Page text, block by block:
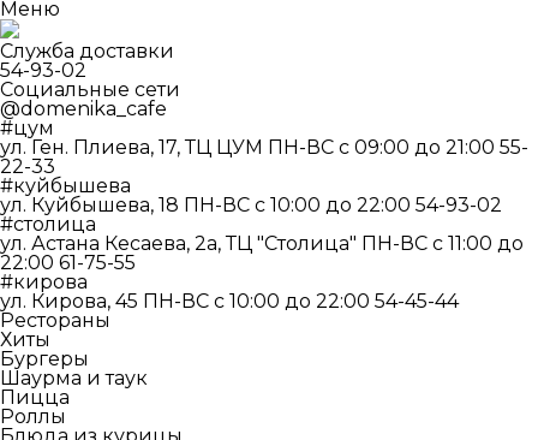
Меню
Служба доставки
54-93-02
Социальные сети
@domenika_cafe
#цум
ул. Ген. Плиева, 17, ТЦ ЦУМ ПН-ВС c 09:00 до 21:00 55-
22-33
#куйбышева
ул. Куйбышева, 18 ПН-ВС c 10:00 до 22:00 54-93-02
#столица
ул. Астана Кесаева, 2а, ТЦ "Столица" ПН-ВС c 11:00 до
22:00 61-75-55
#кирова
ул. Кирова, 45 ПН-ВС c 10:00 до 22:00 54-45-44
Рестораны
Хиты
Бургеры
Шаурма и таук
Пицца
Роллы